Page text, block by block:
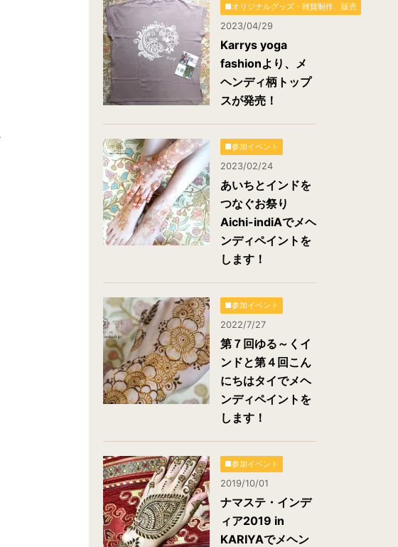
■オリジナルグッズ・雑貨制作、販売
2023/04/29
Karrys yoga
fashionより、メ
ヘンディ柄トップ
スが発売！
■参加イベント
2023/02/24
あいちとインドを
つなぐお祭り
Aichi-indiAでメヘ
ンディペイントを
します！
■参加イベント
2022/7/27
第７回ゆる～くイ
ンドと第４回こん
にちはタイでメヘ
ンディペイントを
します！
■参加イベント
2019/10/01
ナマステ・インデ
ィア2019 in
KARIYAでメヘン